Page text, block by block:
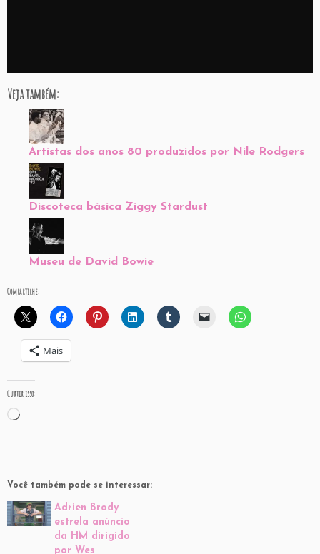
Veja também:
Artistas dos anos 80 produzidos por Nile Rodgers
Discoteca básica Ziggy Stardust
Museu de David Bowie
Compartilhe:
Mais
Curtir isso:
Carregando...
Você também pode se interessar:
Adrien Brody
estrela anúncio
da HM dirigido
por Wes